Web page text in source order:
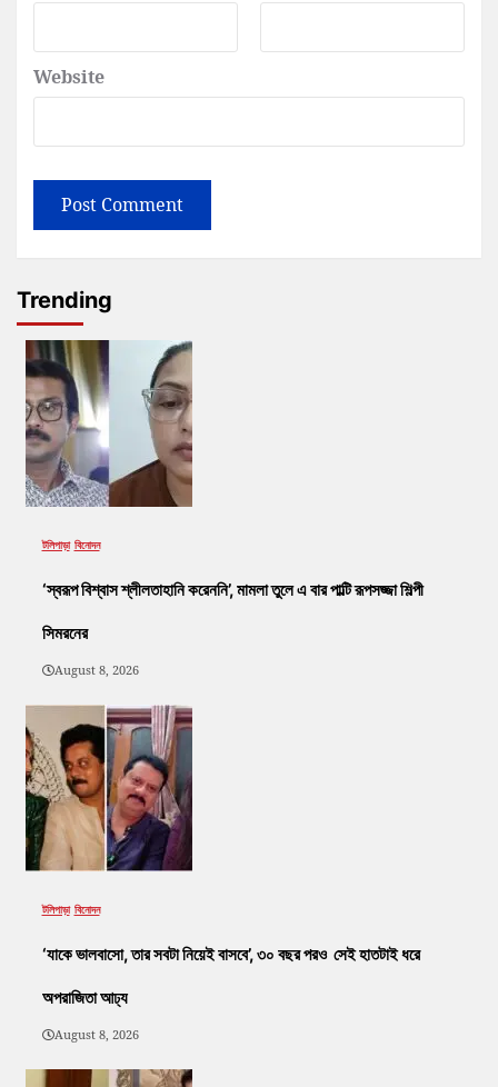
Website
Trending
টলিপাড়া বিনোদন
‘স্বরূপ বিশ্বাস শ্লীলতাহানি করেননি’, মামলা তুলে এ বার পাল্টি রূপসজ্জা শিল্পী
সিমরনের
August 8, 2026
টলিপাড়া বিনোদন
‘যাকে ভালবাসো, তার সবটা নিয়েই বাসবে’, ৩০ বছর পরও সেই হাতটাই ধরে
অপরাজিতা আঢ্য
August 8, 2026